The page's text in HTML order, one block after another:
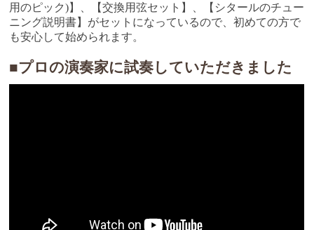
用のピック)】、【交換用弦セット】、【シタールのチュー
ニング説明書】がセットになっているので、初めての方で
も安心して始められます。
■プロの演奏家に試奏していただきました